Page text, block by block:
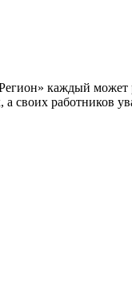
каждый может
своих